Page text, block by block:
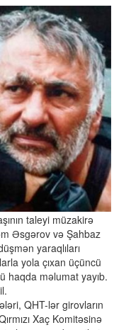
taleyi müzakirə
Əsgərov və Şahbaz
yaraqlıları
yola çıxan üçüncü
haqda məlumat yayıb.
QHT-lər girovların
Xaç Komitəsinə